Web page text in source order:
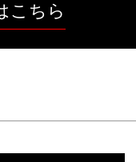
こちら